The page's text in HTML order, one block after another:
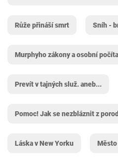
Růže přináší smrt Sníh -
Murphyho zákony a osobní
Prevít v tajných služ. aneb...
Pomoc! Jak se nezbláznit z
Láska v New Yorku Město